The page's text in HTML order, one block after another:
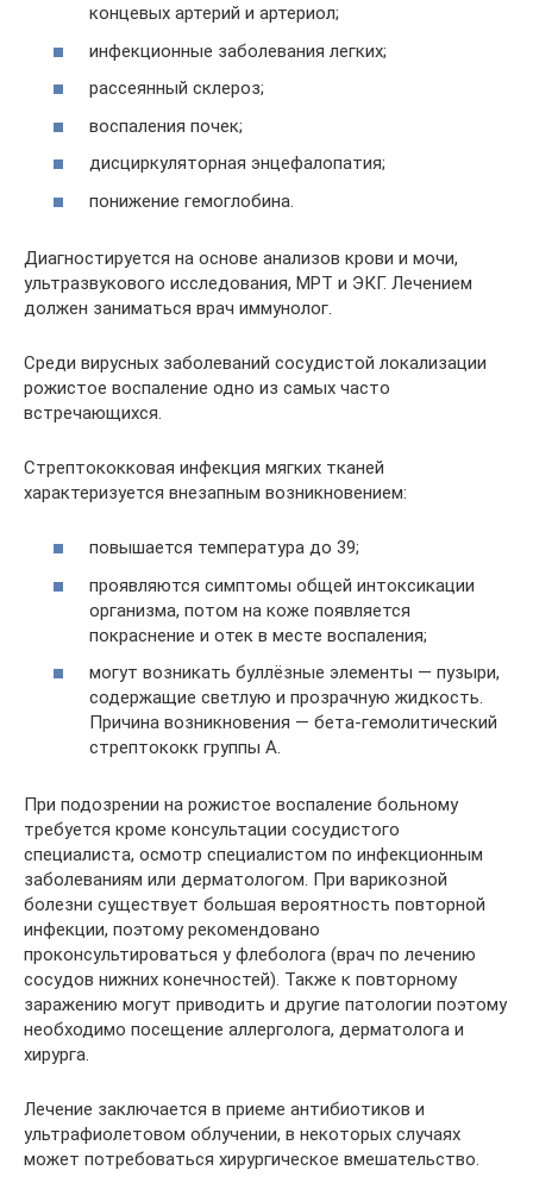
концевых артерий и артериол;
инфекционные заболевания легких;
рассеянный склероз;
воспаления почек;
дисциркуляторная энцефалопатия;
понижение гемоглобина.
Диагностируется на основе анализов крови и мочи,
ультразвукового исследования, МРТ и ЭКГ. Лечением
должен заниматься врач иммунолог.
Среди вирусных заболеваний сосудистой локализации
рожистое воспаление одно из самых часто
встречающихся.
Стрептококковая инфекция мягких тканей
характеризуется внезапным возникновением:
повышается температура до 39;
проявляются симптомы общей интоксикации
организма, потом на коже появляется
покраснение и отек в месте воспаления;
могут возникать буллёзные элементы — пузыри,
содержащие светлую и прозрачную жидкость.
Причина возникновения — бета-гемолитический
стрептококк группы A.
При подозрении на рожистое воспаление больному
требуется кроме консультации сосудистого
специалиста, осмотр специалистом по инфекционным
заболеваниям или дерматологом. При варикозной
болезни существует большая вероятность повторной
инфекции, поэтому рекомендовано
проконсультироваться у флеболога (врач по лечению
сосудов нижних конечностей). Также к повторному
заражению могут приводить и другие патологии поэтому
необходимо посещение аллерголога, дерматолога и
хирурга.
Лечение заключается в приеме антибиотиков и
ультрафиолетовом облучении, в некоторых случаях
может потребоваться хирургическое вмешательство.